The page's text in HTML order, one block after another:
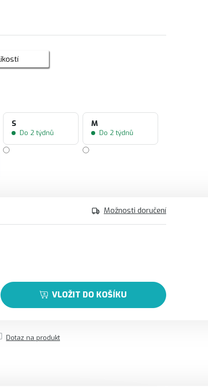
S
Do 2 týdnů
M
Do 2 týdnů
Možnosti doručení
VLOŽIT DO KOŠÍKU
Dotaz na produkt